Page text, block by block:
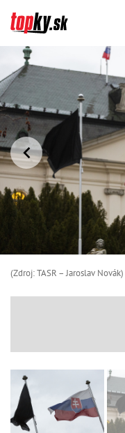
(Zdroj: TASR – Jaroslav Novák)